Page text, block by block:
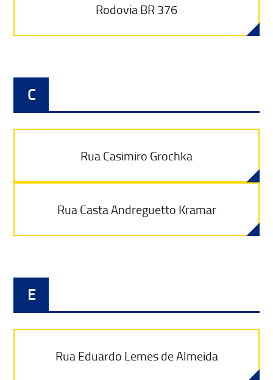
Rodovia BR 376
C
Rua Casimiro Grochka
Rua Casta Andreguetto Kramar
E
Rua Eduardo Lemes de Almeida